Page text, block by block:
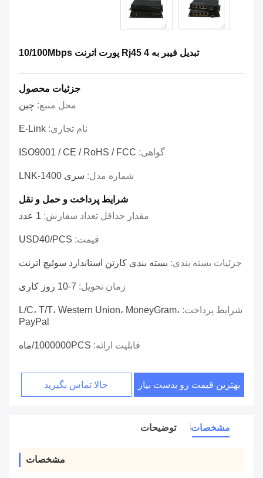
تبدیل فیبر به Rj45 4 پورت اترنت 10/100Mbps
جزئیات محصول
محل منبع: چین
نام تجاری: E-Link
گواهی: ISO9001 / CE / RoHS / FCC
شماره مدل: سری LNK-1400
شرایط پرداخت و حمل و نقل
مقدار حداقل تعداد سفارش: 1 عدد
قیمت: USD40/PCS
جزئیات بسته بندی: بسته بندی کارتن استاندارد سوئیچ اترنت
زمان تحویل: 7-10 روز کاری
شرایط پرداخت: L/C، T/T، Western Union، MoneyGram،
PayPal
قابلیت ارائه: 1000000PCS/ماه
بهترین قیمت رو بدست بیار حالا تماس بگیرید
مشخصات توضیحات
مشخصات